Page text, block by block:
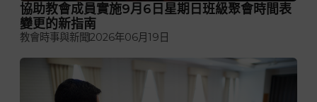
協助教會成員實施9月6日星期日班級聚會時間表
變更的新指南
教會時事與新聞2026年06月19日